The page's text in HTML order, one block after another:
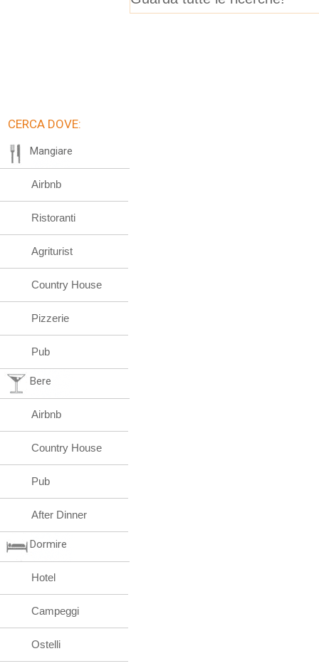
CERCA DOVE:
Mangiare
Airbnb
Ristoranti
Agriturist
Country House
Pizzerie
Pub
Bere
Airbnb
Country House
Pub
After Dinner
Dormire
Hotel
Campeggi
Ostelli